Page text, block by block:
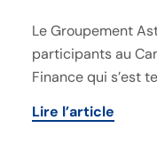
Le Groupement
participants au
Finance qui s’est
Lire l’article